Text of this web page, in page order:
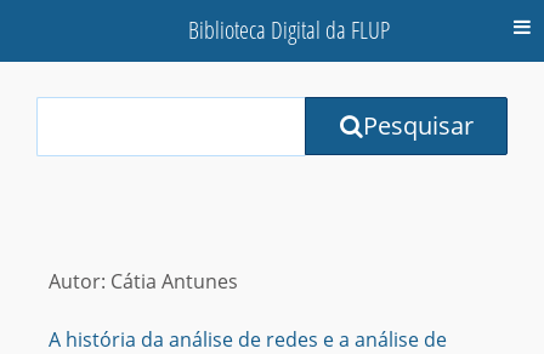
Biblioteca Digital da FLUP
Terms:
Pesquisar
Autor: Cátia Antunes
A história da análise de redes e a análise de